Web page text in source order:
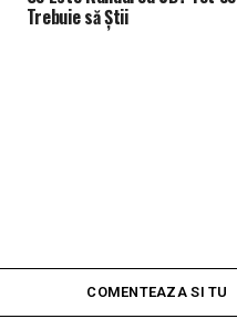
Trebuie să Știi
COMENTEAZA SI TU